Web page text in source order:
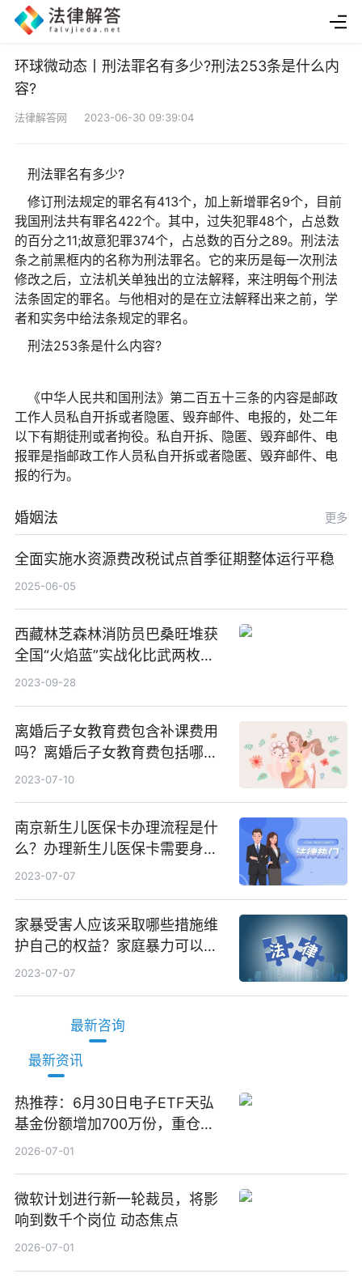
环球微动态丨刑法罪名有多少?刑法253条是什么内
容?
法律解答网 2023-06-30 09:39:04
刑法罪名有多少?
修订刑法规定的罪名有413个，加上新增罪名9个，目前
我国刑法共有罪名422个。其中，过失犯罪48个，占总数
的百分之11;故意犯罪374个，占总数的百分之89。刑法法
条之前黑框内的名称为刑法罪名。它的来历是每一次刑法
修改之后，立法机关单独出的立法解释，来注明每个刑法
法条固定的罪名。与他相对的是在立法解释出来之前，学
者和实务中给法条规定的罪名。
刑法253条是什么内容?
《中华人民共和国刑法》第二百五十三条的内容是邮政
工作人员私自开拆或者隐匿、毁弃邮件、电报的，处二年
以下有期徒刑或者拘役。私自开拆、隐匿、毁弃邮件、电
报罪是指邮政工作人员私自开拆或者隐匿、毁弃邮件、电
报的行为。
婚姻法 更多
全面实施水资源费改税试点首季征期整体运行平稳
2025-06-05
西藏林芝森林消防员巴桑旺堆获
全国“火焰蓝”实战化比武两枚金
牌_天天百事通
2023-09-28
离婚后子女教育费包含补课费用
吗？离婚后子女教育费包括哪
些？
2023-07-10
南京新生儿医保卡办理流程是什
么？办理新生儿医保卡需要身份
证吗？ 全球微动态
2023-07-07
家暴受害人应该采取哪些措施维
护自己的权益？家庭暴力可以诉
讼离婚吗？
2023-07-07
最新咨询
最新资讯
热推荐：6月30日电子ETF天弘
基金份额增加700万份，重仓股
立讯精密、寒武纪、工业富联
2026-07-01
微软计划进行新一轮裁员，将影
响到数千个岗位 动态焦点
2026-07-01